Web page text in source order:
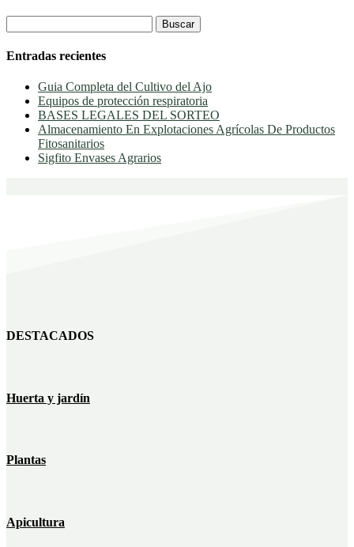
Entradas recientes
Guia Completa del Cultivo del Ajo
Equipos de protección respiratoria
BASES LEGALES DEL SORTEO
Almacenamiento En Explotaciones Agrícolas De Productos
Fitosanitarios
Sigfito Envases Agrarios
DESTACADOS
Huerta y jardín
Plantas
Apicultura